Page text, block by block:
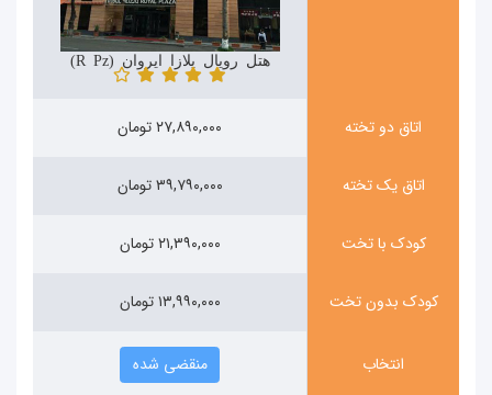
هتل رویال پلازا ایروان (Royal Plaza)
اتاق دو تخته ۲۷,۸۹۰,۰۰۰ تومان
اتاق یک تخته ۳۹,۷۹۰,۰۰۰ تومان
کودک با تخت ۲۱,۳۹۰,۰۰۰ تومان
کودک بدون تخت ۱۳,۹۹۰,۰۰۰ تومان
انتخاب منقضی شده